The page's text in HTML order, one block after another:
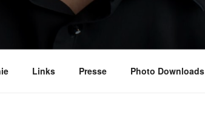
Links Presse Photo Downloads